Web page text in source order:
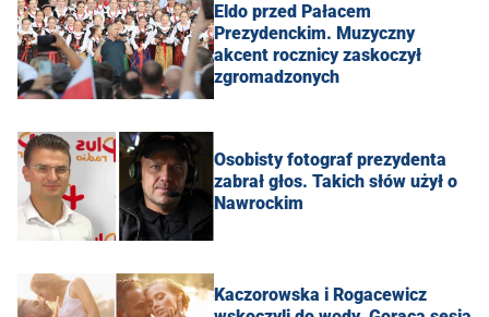
Eldo przed Pałacem
Prezydenckim. Muzyczny
akcent rocznicy zaskoczył
zgromadzonych
Osobisty fotograf prezydenta
zabrał głos. Takich słów użył o
Nawrockim
Kaczorowska i Rogacewicz